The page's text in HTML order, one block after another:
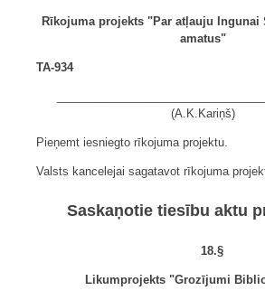
Rīkojuma projekts "Par atļauju Ingunai
amatus"
TA-934
(A.K.Kariņš)
Pieņemt iesniegto rīkojuma projektu.
Valsts kancelejai sagatavot rīkojuma
Saskaņotie tiesību aktu
18.§
Likumprojekts "Grozījumi